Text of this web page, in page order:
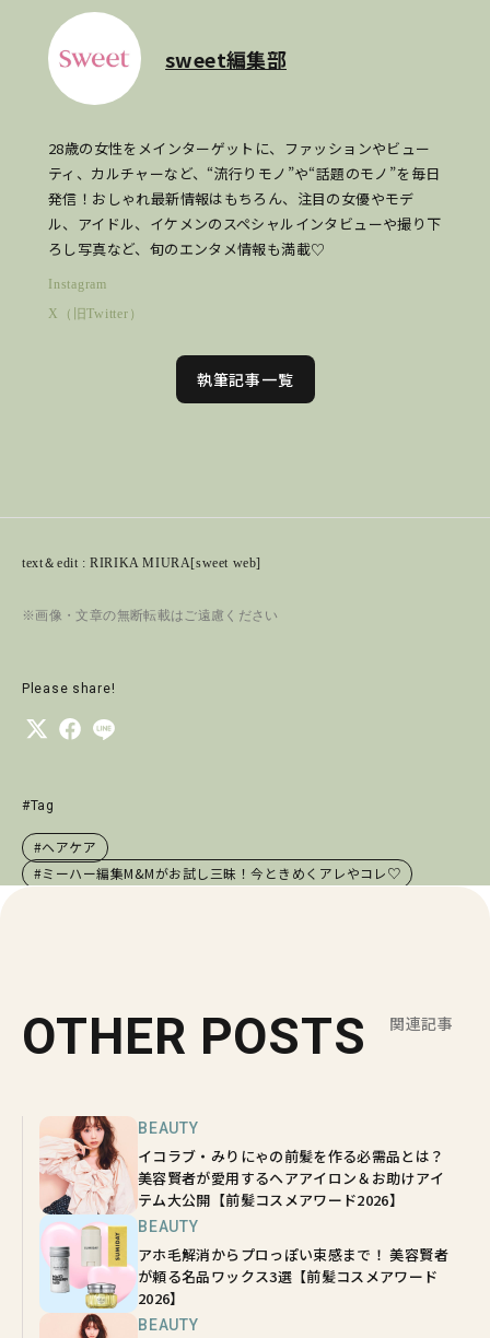
sweet編集部
28歳の女性をメインターゲットに、ファッションやビュー
ティ、カルチャーなど、“流行りモノ”や“話題のモノ”を毎日
発信！おしゃれ最新情報はもちろん、注目の女優やモデ
ル、アイドル、イケメンのスペシャルインタビューや撮り下
ろし写真など、旬のエンタメ情報も満載♡
Instagram
X（旧Twitter）
執筆記事一覧
text＆edit : RIRIKA MIURA[sweet web]
※画像・文章の無断転載はご遠慮ください
Please share!
#Tag
#ヘアケア
#ミーハー編集M&Mがお試し三昧！今ときめくアレやコレ♡
OTHER POSTS 関連記事
BEAUTY
イコラブ・みりにゃの前髪を作る必需品とは？
美容賢者が愛用するヘアアイロン＆お助けアイ
テム大公開【前髪コスメアワード2026】
BEAUTY
アホ毛解消からプロっぽい束感まで！ 美容賢者
が頼る名品ワックス3選【前髪コスメアワード
2026】
BEAUTY